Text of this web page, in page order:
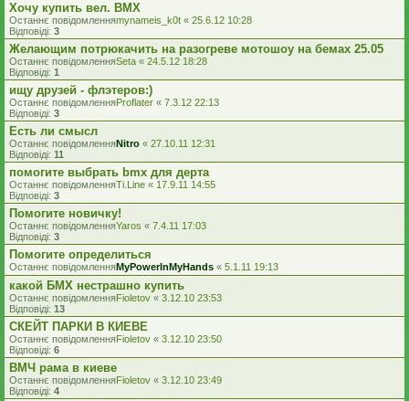
Хочу купить вел. BMX
Останнє повідомленняmynameis_k0t « 25.6.12 10:28
Відповіді: 3
Желающим потрюкачить на разогреве мотошоу на бемах 25.05
Останнє повідомленняSeta « 24.5.12 18:28
Відповіді: 1
ищу друзей - флэтеров:)
Останнє повідомленняProflater « 7.3.12 22:13
Відповіді: 3
Есть ли смысл
Останнє повідомленняNitro « 27.10.11 12:31
Відповіді: 11
помогите выбрать bmx для дерта
Останнє повідомленняTi.Line « 17.9.11 14:55
Відповіді: 3
Помогите новичку!
Останнє повідомленняYaros « 7.4.11 17:03
Відповіді: 3
Помогите определиться
Останнє повідомленняMyPowerInMyHands « 5.1.11 19:13
какой БМХ нестрашно купить
Останнє повідомленняFioletov « 3.12.10 23:53
Відповіді: 13
СКЕЙТ ПАРКИ В КИЕВЕ
Останнє повідомленняFioletov « 3.12.10 23:50
Відповіді: 6
ВМЧ рама в киеве
Останнє повідомленняFioletov « 3.12.10 23:49
Відповіді: 4